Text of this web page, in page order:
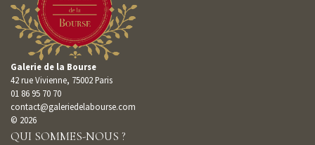
Galerie de la Bourse
42 rue Vivienne, 75002 Paris
01 86 95 70 70
contact@galeriedelabourse.com
© 2026
QUI SOMMES-NOUS ?